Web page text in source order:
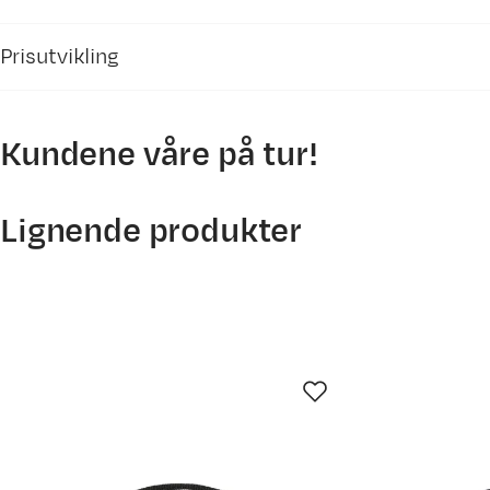
Prisutvikling
Kundene våre på tur!
Lignende produkter